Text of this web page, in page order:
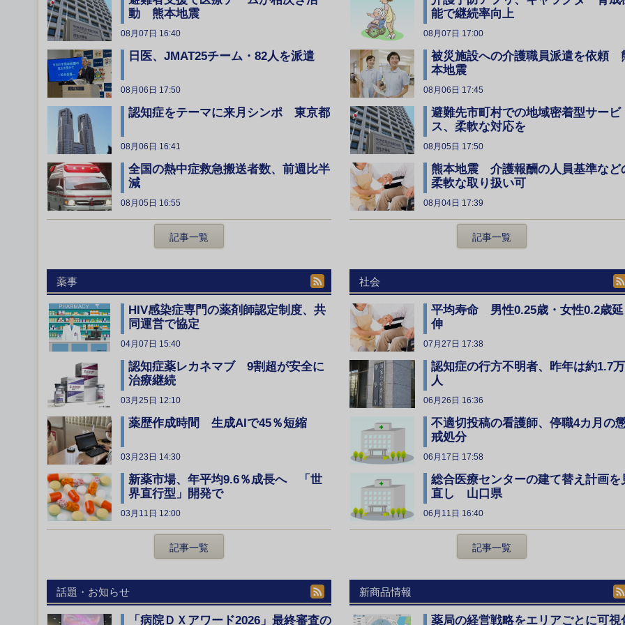
動 熊本地震
08月07日 16:40
日医、JMAT25チーム・82人を派遣
08月06日 17:50
認知症をテーマに来月シンポ 東京都
08月06日 16:41
全国の熱中症救急搬送者数、前週比半
減
08月05日 16:55
記事一覧
能で継続率向上
08月07日 17:00
被災施設への介護職員派遣を依頼
本地震
08月06日 17:45
避難先市町村での地域密着型サービ
ス、柔軟な対応を
08月05日 17:50
熊本地震 介護報酬の人員基準など
柔軟な取り扱い可
08月04日 17:39
記事一覧
薬事
HIV感染症専門の薬剤師認定制度、共
同運営で協定
04月07日 15:40
認知症薬レカネマブ 9割超が安全に
治療継続
03月25日 12:10
薬歴作成時間 生成AIで45％短縮
03月23日 14:30
新薬市場、年平均9.6％成長へ 「世
界直行型」開発で
03月11日 12:00
記事一覧
社会
平均寿命 男性0.25歳・女性0.2歳延
伸
07月27日 17:38
認知症の行方不明者、昨年は約1.7万
人
06月26日 16:36
不適切投稿の看護師、停職4カ月の
戒処分
06月17日 17:58
総合医療センターの建て替え計画を
直し 山口県
06月11日 16:40
記事一覧
話題・お知らせ
「病院ＤＸアワード2026」最終審査の
新商品情報
薬局の経営戦略をエリアごとに可視